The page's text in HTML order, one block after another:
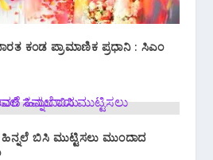
ಕಂಡ ಪ್ರಾಮಾಣಿಕ ಪ್ರಧಾನಿ : ಸಿಎಂ
ಬಿಸಿ ಮುಟ್ಟಿಸಲು ಮುಂದಾದ